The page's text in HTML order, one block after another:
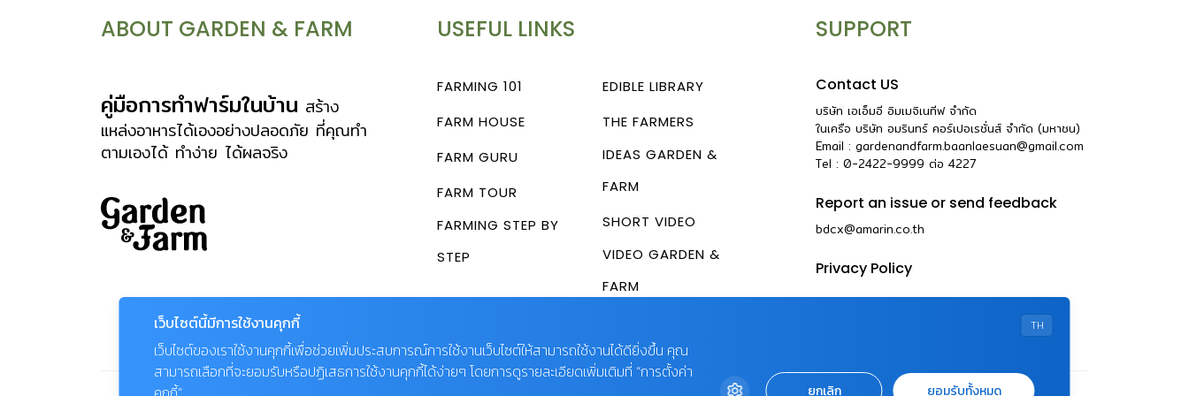
ABOUT GARDEN & FARM
คู่มือการทำฟาร์มในบ้าน สร้าง
แหล่งอาหารได้เองอย่างปลอดภัย ที่คุณทำ
ตามเองได้ ทำง่าย ได้ผลจริง
USEFUL LINKS
FARMING 101
FARM HOUSE
FARM GURU
FARM TOUR
FARMING STEP BY
STEP
EDIBLE LIBRARY
THE FARMERS
IDEAS GARDEN &
FARM
SHORT VIDEO
VIDEO GARDEN &
FARM
SUPPORT
Contact US
บริษัท เอเอ็มอี อิมเมจิเนทีฟ จำกัด
ในเครือ บริษัท อมรินทร์ คอร์เปอเรชั่นส์ จำกัด (มหาชน)
Email : gardenandfarm.baanlaesuan@gmail.com
Tel : 0-2422-9999 ต่อ 4227
Report an issue or send feedback
bdcx@amarin.co.th
Privacy Policy
TH
เว็บไซต์นี้มีการใช้งานคุกกี้
เว็บไซต์ของเราใช้งานคุกกี้เพื่อช่วยเพิ่มประสบการณ์การใช้งานเว็บไซต์ให้สามารถใช้งานได้ดียิ่งขึ้น คุณ
สามารถเลือกที่จะยอมรับหรือปฏิเสธการใช้งานคุกกี้ได้ง่ายๆ โดยการดูรายละเอียดเพิ่มเติมที่ “การตั้งค่า
ยกเลิก ยอมรับทั้งหมด